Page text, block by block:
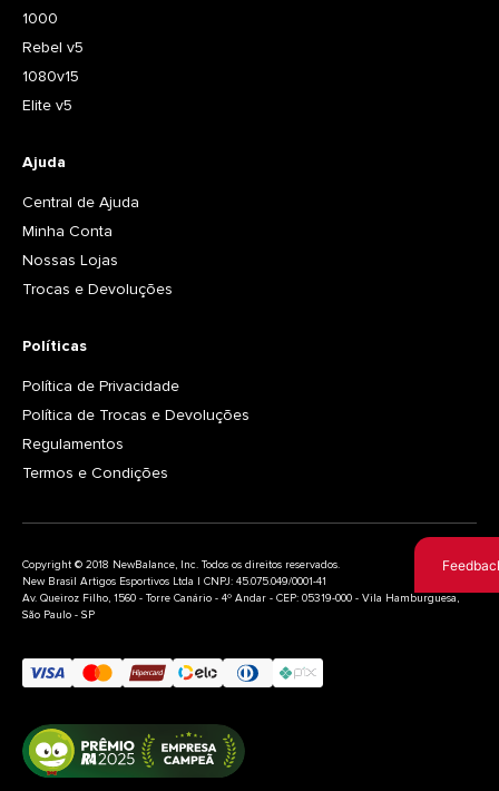
1000
Rebel v5
1080v15
Elite v5
Ajuda
Central de Ajuda
Minha Conta
Nossas Lojas
Trocas e Devoluções
Políticas
Política de Privacidade
Política de Trocas e Devoluções
Regulamentos
Termos e Condições
Copyright © 2018 NewBalance, Inc. Todos os direitos reservados.
New Brasil Artigos Esportivos Ltda | CNPJ: 45.075.049/0001-41
Av. Queiroz Filho, 1560 - Torre Canário - 4º Andar - CEP: 05319-000 - Vila Hamburguesa,
São Paulo - SP